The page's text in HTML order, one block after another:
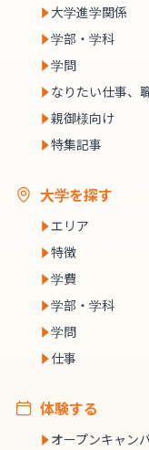
大学進学関係
学部・学科
学問
なりたい仕事、
親御様向け
特集記事
大学を探す
エリア
特徴
学費
学部・学科
学問
仕事
体験する
オープンキャン